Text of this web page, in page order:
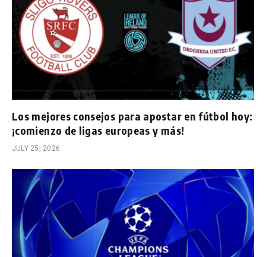
Los mejores consejos para apostar en fútbol hoy:
¡comienzo de ligas europeas y más!
JULY 25, 2026